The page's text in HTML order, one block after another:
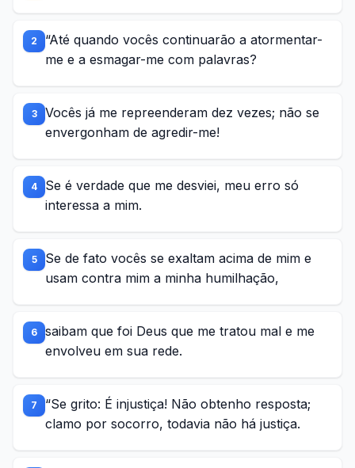
2
“Até quando vocês continuarão a atormentar-
me e a esmagar-me com palavras?
3
Vocês já me repreenderam dez vezes; não se
envergonham de agredir-me!
4
Se é verdade que me desviei, meu erro só
interessa a mim.
5
Se de fato vocês se exaltam acima de mim e
usam contra mim a minha humilhação,
6
saibam que foi Deus que me tratou mal e me
envolveu em sua rede.
7
“Se grito: É injustiça! Não obtenho resposta;
clamo por socorro, todavia não há justiça.